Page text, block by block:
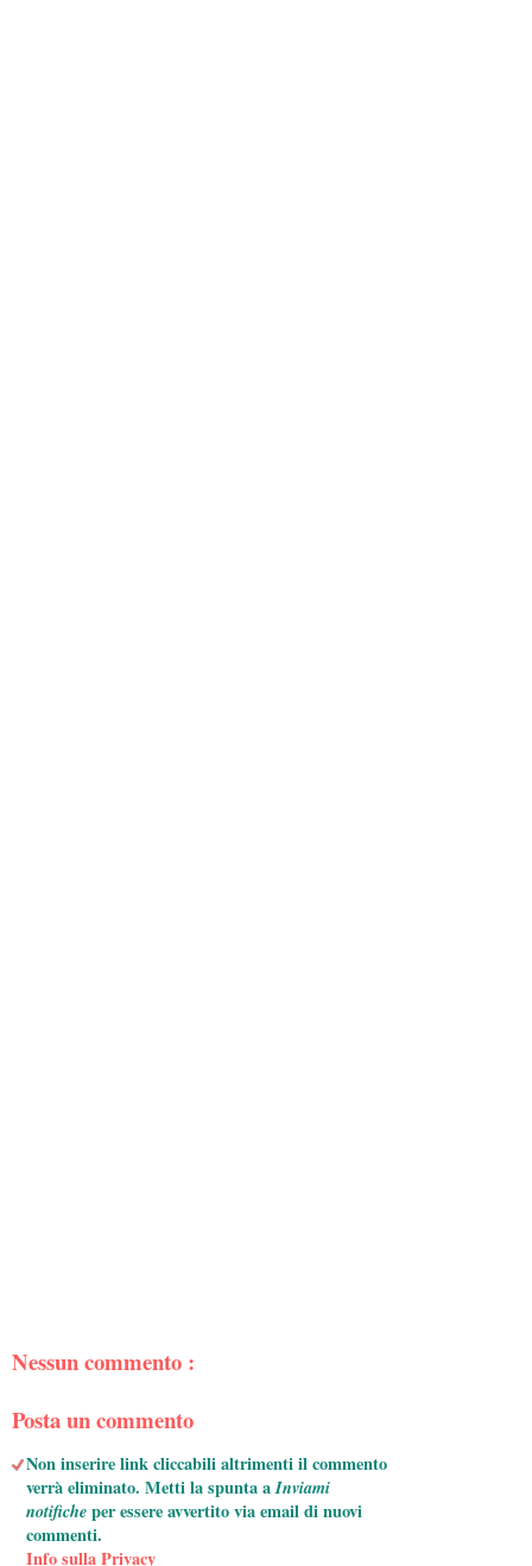
Nessun commento :
Posta un commento
Non inserire link cliccabili altrimenti il commento
verrà eliminato. Metti la spunta aInviami
notificheper essere avvertito via email di nuovi
commenti.
Info sulla Privacy